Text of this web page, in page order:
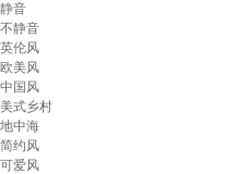
静音
不静音
英伦风
欧美风
中国风
美式乡村
地中海
简约风
可爱风